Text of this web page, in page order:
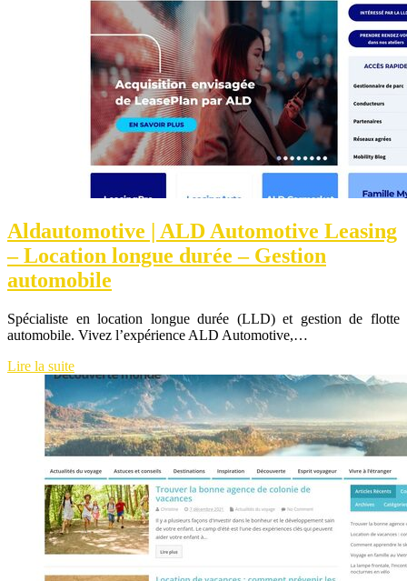
Aldautomotive | ALD Automotive Leasing
– Location longue durée – Gestion
automobile
Spécialiste en location longue durée (LLD) et gestion de flotte
automobile. Vivez l’expérience ALD Automotive,…
Lire la suite